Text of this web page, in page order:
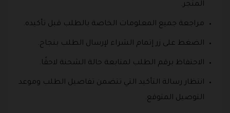
المتجر.
مراجعة جميع المعلومات الخاصة بالطلب قبل تأكيده.
الضغط على زر إتمام الشراء لإرسال الطلب بنجاح.
الاحتفاظ برقم الطلب لمتابعة حالة الشحنة لاحقًا.
انتظار رسالة التأكيد التي تتضمن تفاصيل الطلب وموعد
التوصيل المتوقع.